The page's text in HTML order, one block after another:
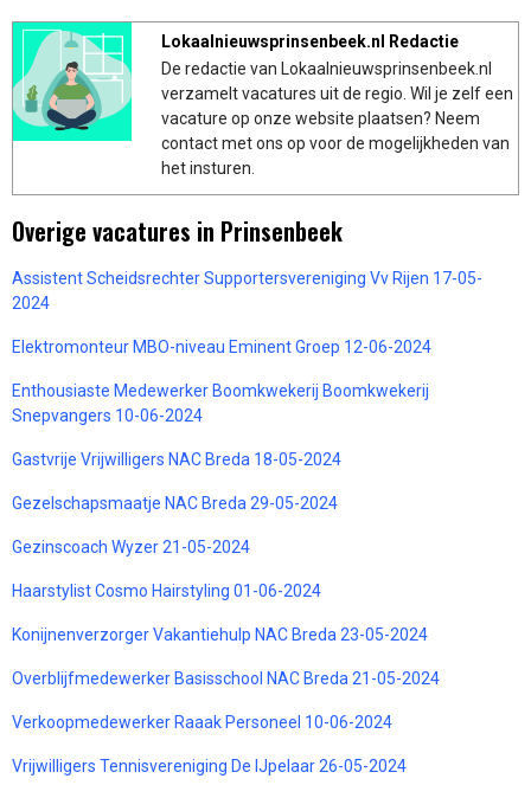
Lokaalnieuwsprinsenbeek.nl Redactie
De redactie van Lokaalnieuwsprinsenbeek.nl
verzamelt vacatures uit de regio. Wil je zelf een
vacature op onze website plaatsen? Neem
contact met ons op voor de mogelijkheden van
het insturen.
Overige vacatures in Prinsenbeek
Assistent Scheidsrechter Supportersvereniging Vv Rijen 17-05-
2024
Elektromonteur MBO-niveau Eminent Groep 12-06-2024
Enthousiaste Medewerker Boomkwekerij Boomkwekerij
Snepvangers 10-06-2024
Gastvrije Vrijwilligers NAC Breda 18-05-2024
Gezelschapsmaatje NAC Breda 29-05-2024
Gezinscoach Wyzer 21-05-2024
Haarstylist Cosmo Hairstyling 01-06-2024
Konijnenverzorger Vakantiehulp NAC Breda 23-05-2024
Overblijfmedewerker Basisschool NAC Breda 21-05-2024
Verkoopmedewerker Raaak Personeel 10-06-2024
Vrijwilligers Tennisvereniging De IJpelaar 26-05-2024